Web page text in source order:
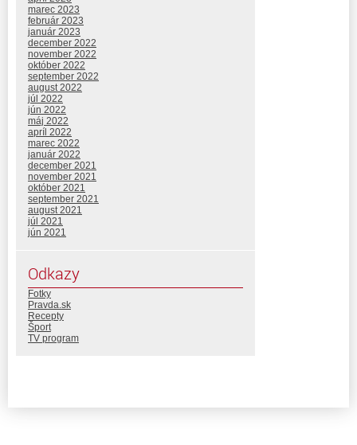
marec 2023
február 2023
január 2023
december 2022
november 2022
október 2022
september 2022
august 2022
júl 2022
jún 2022
máj 2022
apríl 2022
marec 2022
január 2022
december 2021
november 2021
október 2021
september 2021
august 2021
júl 2021
jún 2021
Odkazy
Fotky
Pravda.sk
Recepty
Šport
TV program